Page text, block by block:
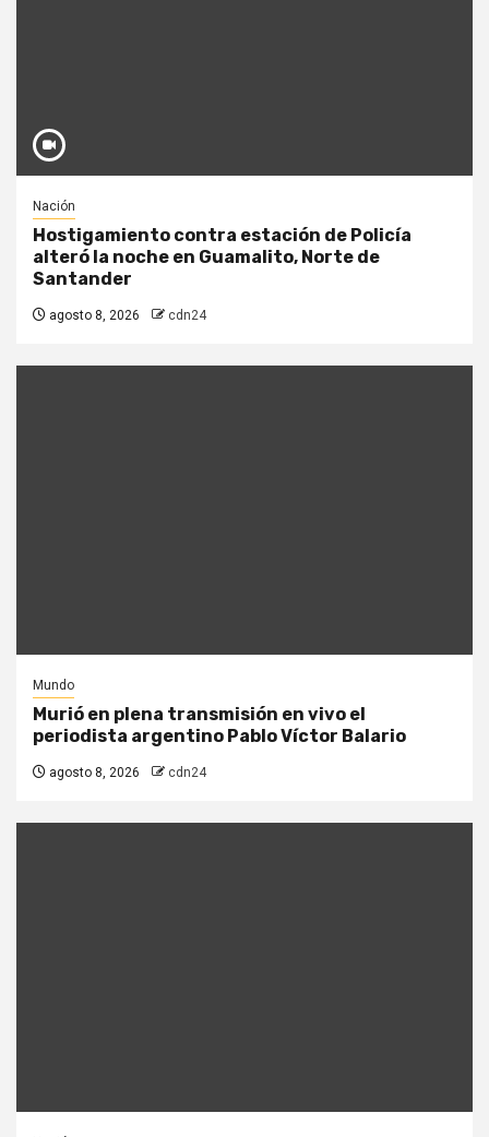
Nación
Hostigamiento contra estación de Policía
alteró la noche en Guamalito, Norte de
Santander
agosto 8, 2026 cdn24
Mundo
Murió en plena transmisión en vivo el
periodista argentino Pablo Víctor Balario
agosto 8, 2026 cdn24